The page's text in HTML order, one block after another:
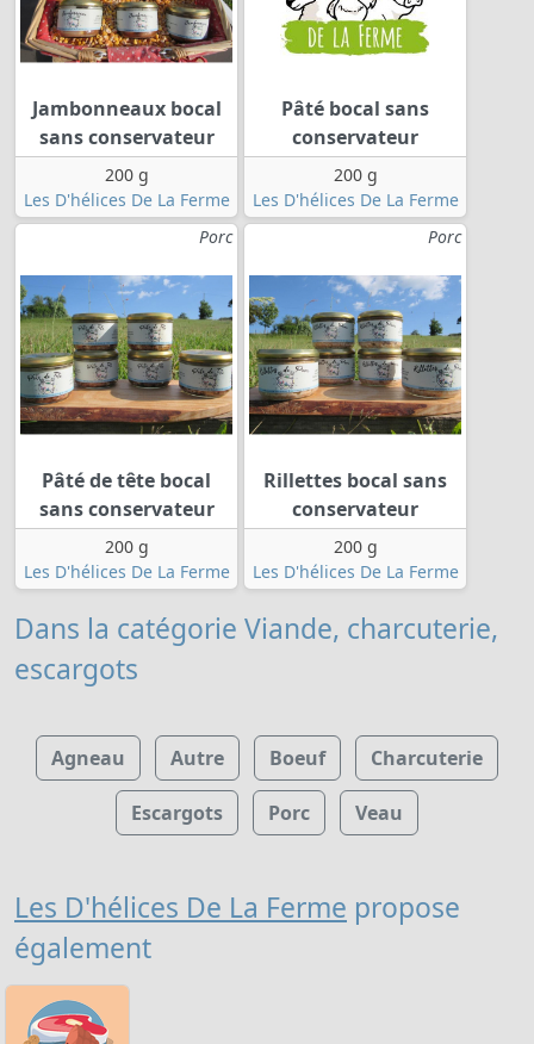
Jambonneaux bocal
sans conservateur
200 g
Les D'hélices De La Ferme
Pâté bocal sans
conservateur
200 g
Les D'hélices De La Ferme
Porc
Pâté de tête bocal
sans conservateur
200 g
Les D'hélices De La Ferme
Porc
Rillettes bocal sans
conservateur
200 g
Les D'hélices De La Ferme
Dans la catégorie Viande, charcuterie,
escargots
Agneau Autre Boeuf Charcuterie
Escargots Porc Veau
Les D'hélices De La Ferme propose
également